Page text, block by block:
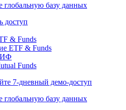
глобальную базу данных
доступ
& Funds
ETF & Funds
Funds
7-дневный демо-доступ
глобальную базу данных